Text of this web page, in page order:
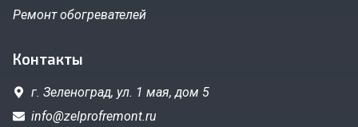
Ремонт обогревателей
Контакты
г. Зеленоград, ул. 1 мая, дом 5
info@zelprofremont.ru